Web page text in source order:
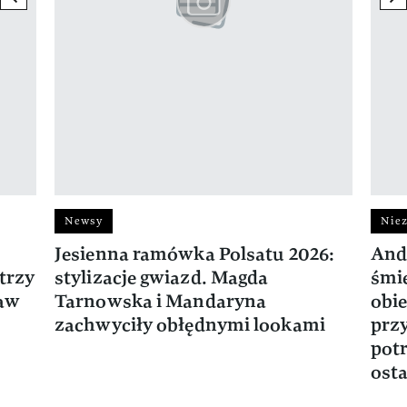
Newsy
Jesienna ramówka Polsatu 2026:
stylizacje gwiazd. Magda
Tarnowska i Mandaryna
zachwyciły obłędnymi lookami